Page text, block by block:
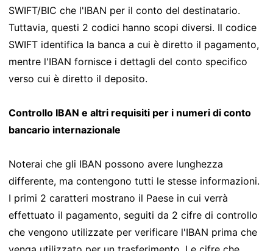
SWIFT/BIC che l'IBAN per il conto del destinatario.
Tuttavia, questi 2 codici hanno scopi diversi. Il codice
SWIFT identifica la banca a cui è diretto il pagamento,
mentre l'IBAN fornisce i dettagli del conto specifico
verso cui è diretto il deposito.
Controllo IBAN e altri requisiti per i numeri di conto
bancario internazionale
Noterai che gli IBAN possono avere lunghezza
differente, ma contengono tutti le stesse informazioni.
I primi 2 caratteri mostrano il Paese in cui verrà
effettuato il pagamento, seguiti da 2 cifre di controllo
che vengono utilizzate per verificare l'IBAN prima che